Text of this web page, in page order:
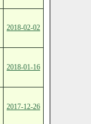
2018-02-02
2018-01-16
2017-12-26